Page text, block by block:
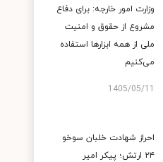
وزارت امور خارجه: برای دفاع
مشروع از حقوق و امنیت
ملی از همه ابزارها استفاده
می‌کنیم
1405/05/11
احراز شهادت خلبان سوخو
۲۴ ارتش؛ پیکر امیر